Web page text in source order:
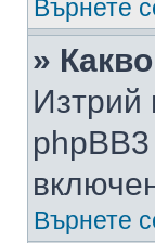
Върнете
»
Изтрий
Върнете